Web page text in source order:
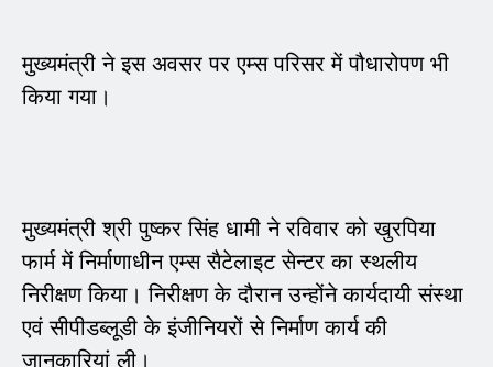
मुख्यमंत्री ने इस अवसर पर एम्स परिसर में पौधारोपण भी
किया गया।
मुख्यमंत्री श्री पुष्कर सिंह धामी ने रविवार को खुरपिया
फार्म में निर्माणाधीन एम्स सैटेलाइट सेन्टर का स्थलीय
निरीक्षण किया। निरीक्षण के दौरान उन्होंने कार्यदायी संस्था
एवं सीपीडब्लूडी के इंजीनियरों से निर्माण कार्य की
जानकारियां ली।